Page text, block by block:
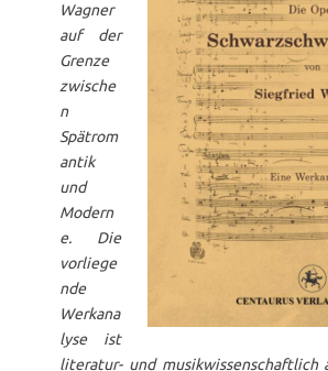
Wagner
auf der
Grenze
zwische
n
Spätrom
antik
und
Modern
e. Die
vorliege
nde
Werkana
lyse ist
literatur- und